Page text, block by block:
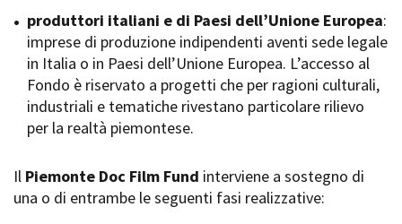
Piemonte Doc Film Fund
Short Film Fund
PRODUCTION GUIDE
Società di produzione
Strutture di servizio
Attrici-Attori
Beginners
Festa del Cinema di Roma
Torino Film Festival
David di Donatello
Nastri d’Argento
Premio Solinas
Location - Accedi al tuo
profilo
produttori italiani e di Paesi dell’Unione Europea:
imprese di produzione indipendenti aventi sede legale
in Italia o in Paesi dell’Unione Europea. L’accesso al
Fondo è riservato a progetti che per ragioni culturali,
industriali e tematiche rivestano particolare rilievo
per la realtà piemontese.
Il Piemonte Doc Film Fund interviene a sostegno di
una o di entrambe le seguenti fasi realizzative: